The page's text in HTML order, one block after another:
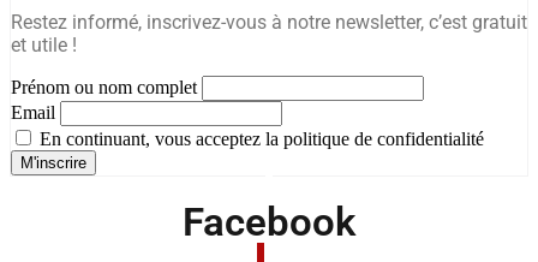
Restez informé, inscrivez-vous à notre newsletter, c’est gratuit
et utile !
Prénom ou nom complet
Email
En continuant, vous acceptez la politique de confidentialité
Facebook